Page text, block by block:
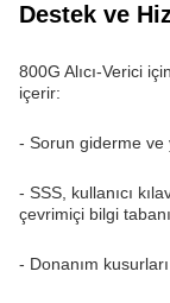
Destek ve
800G Alıcı-Verici
içerir:
- Sorun giderme ve
- SSS, kullanıcı
çevrimiçi bilgi tabanı
- Donanım